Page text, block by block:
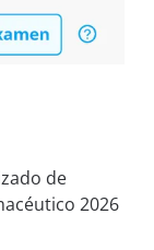
de
2026